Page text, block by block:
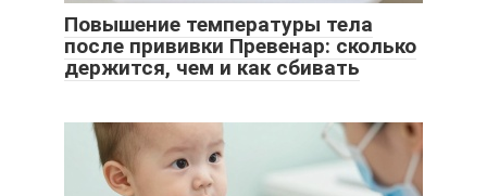
Повышение температуры тела
после прививки Превенар: сколько
держится, чем и как сбивать